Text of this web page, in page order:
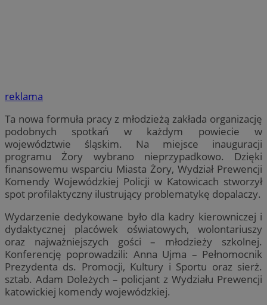
reklama
Ta nowa formuła pracy z młodzieżą zakłada organizację
podobnych spotkań w każdym powiecie w
województwie śląskim. Na miejsce inauguracji
programu Żory wybrano nieprzypadkowo. Dzięki
finansowemu wsparciu Miasta Żory, Wydział Prewencji
Komendy Wojewódzkiej Policji w Katowicach stworzył
spot profilaktyczny ilustrujący problematykę dopalaczy.
Wydarzenie dedykowane było dla kadry kierowniczej i
dydaktycznej placówek oświatowych, wolontariuszy
oraz najważniejszych gości – młodzieży szkolnej.
Konferencję poprowadzili: Anna Ujma – Pełnomocnik
Prezydenta ds. Promocji, Kultury i Sportu oraz sierż.
sztab. Adam Doleżych – policjant z Wydziału Prewencji
katowickiej komendy wojewódzkiej.